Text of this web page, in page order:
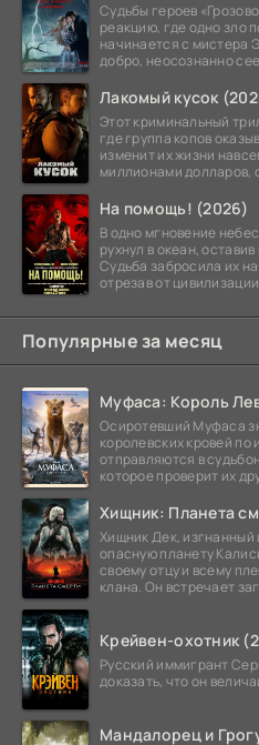
Судьбы героев
реакцию, где одно зло
начинается с мистера
добро, неосознанно
Лакомый кусок
Этот криминальный
где группа копов
изменит их жизни
миллионами долларов,
На помощь! (2026)
В одно мгновение
рухнул в океан,
Судьба забросила их
отрезав от
Популярные за месяц
Муфаса: Король
Осиротевший Муфаса
королевских кровей по
отправляются в
которое проверит их
Хищник: Планета
Хищник Дек, изгнанный
опасную планету
своему отцу и всему
клана. Он встречает
Крейвен-охотник
Русский иммигрант
доказать, что он
Мандалорец и